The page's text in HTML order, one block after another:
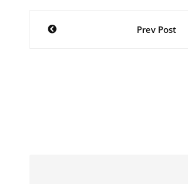
NavegaciónPrev Post